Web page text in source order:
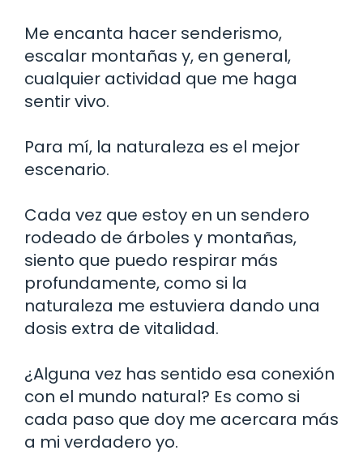
Me encanta hacer senderismo,
escalar montañas y, en general,
cualquier actividad que me haga
sentir vivo.
Para mí, la naturaleza es el mejor
escenario.
Cada vez que estoy en un sendero
rodeado de árboles y montañas,
siento que puedo respirar más
profundamente, como si la
naturaleza me estuviera dando una
dosis extra de vitalidad.
¿Alguna vez has sentido esa conexión
con el mundo natural? Es como si
cada paso que doy me acercara más
a mi verdadero yo.